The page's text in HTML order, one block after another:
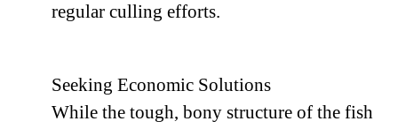
regular culling efforts.
Seeking Economic Solutions
While the tough, bony structure of the fish